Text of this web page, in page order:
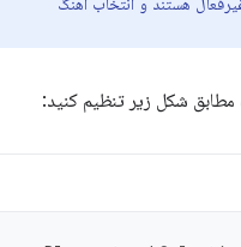
شکل زیر تنظیم کنید: